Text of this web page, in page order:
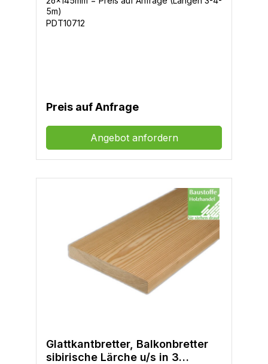
PDT10712
Preis auf Anfrage
Angebot anfordern
Glattkantbretter, Balkonbretter
sibirische Lärche u/s in 3